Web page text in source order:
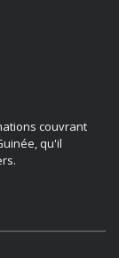
couvrant
qu'il